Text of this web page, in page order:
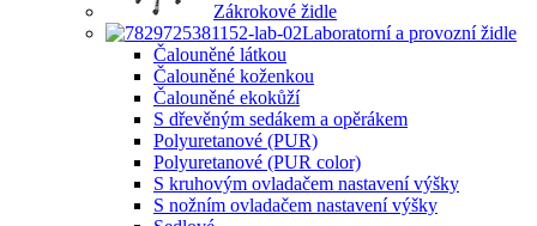
Zákrokové židle
Laboratorní a provozní židle
Čalouněné látkou
Čalouněné koženkou
Čalouněné ekokůží
S dřevěným sedákem a opěrákem
Polyuretanové (PUR)
Polyuretanové (PUR color)
S kruhovým ovladačem nastavení výšky
S nožním ovladačem nastavení výšky